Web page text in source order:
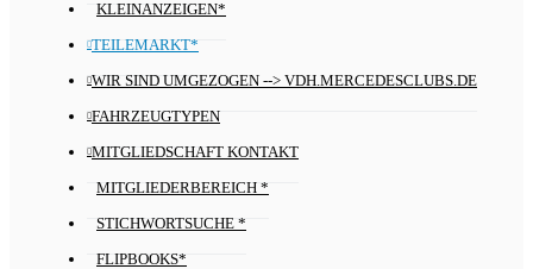
KLEINANZEIGEN*
TEILEMARKT*
WIR SIND UMGEZOGEN --> VDH.MERCEDESCLUBS.DE
FAHRZEUGTYPEN
MITGLIEDSCHAFT KONTAKT
MITGLIEDERBEREICH *
STICHWORTSUCHE *
FLIPBOOKS*